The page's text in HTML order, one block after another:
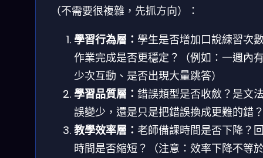
（不需要很複雜，先抓方向）：
學習行為層： 學生是否增加口說練習次
作業完成是否更穩定？（例如：一週內
少次互動、是否出現大量跳答）
學習品質層： 錯誤類型是否收斂？是文
誤變少，還是只是把錯誤換成更難的錯
教學效率層： 老師備課時間是否下降？
時間是否縮短？（注意：效率下降不等